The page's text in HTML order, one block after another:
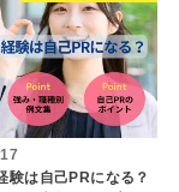
験は自己PRになる？